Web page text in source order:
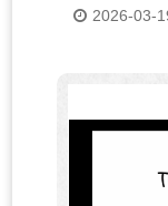
2026-03-